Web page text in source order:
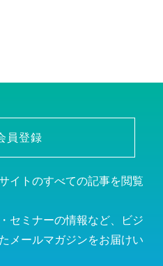
員登録
イトのすべての記事を閲覧
セミナーの情報など、ビジ
メールマガジンをお届けい